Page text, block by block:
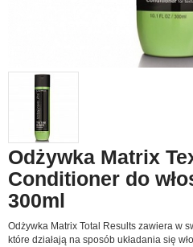
Odżywka Matrix
Conditioner do
300ml
Odżywka Matrix Total Results zawiera w
które działają na sposób układania się